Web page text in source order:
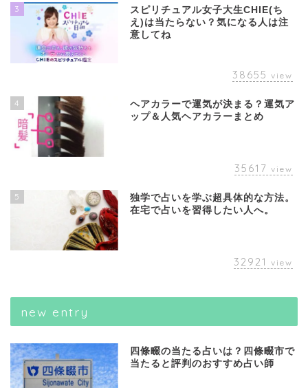
3
スピリチュアル女子大生CHIE(ち
え)は当たらない？気になる人は注
意してね
38655 view
4
ヘアカラーで運気が決まる？運気ア
ップ＆人気ヘアカラーまとめ
35617 view
5
独学で占いを学ぶ超具体的な方法。
在宅で占いを習得したい人へ。
32921 view
new entry
四條畷の当たる占いは？四條畷市で
当たると評判のおすすめ占い師